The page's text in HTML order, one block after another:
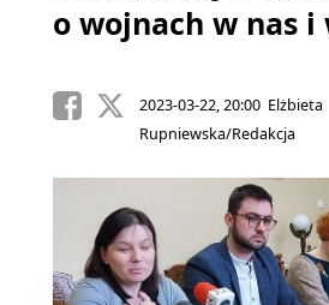
o wojnach w nas i
2023-03-22, 20:00 Elżbieta
Rupniewska/Redakcja